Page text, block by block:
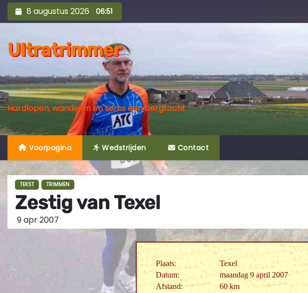
k
o
c
o
t
n
8 augustus 2026 06:51
Ultratrimmer
Hardlopen, wandelen en soms een bergtocht
Voorpagina Wedstrijden Contact
TEKST TRIMMEN
Zestig van Texel
9 apr 2007
Plaats:
Texel
Datum:
maandag 9 april 2007
Afstand:
60 km